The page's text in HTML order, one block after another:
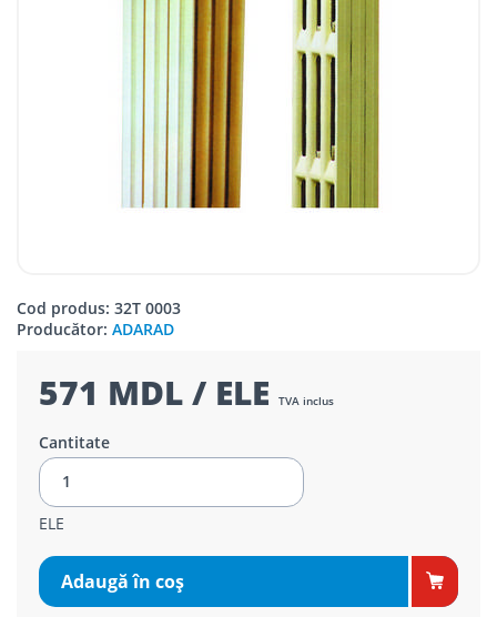
Cod produs: 32T 0003
Producător: ADARAD
571 MDL / ELE TVA inclus
Cantitate
ELE
Adaugă în coş